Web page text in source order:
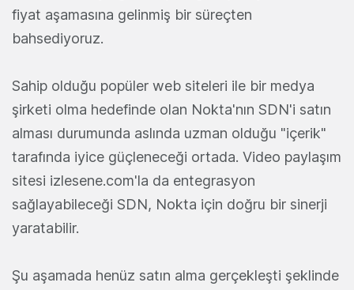
fiyat aşamasına gelinmiş bir süreçten
bahsediyoruz.
Sahip olduğu popüler web siteleri ile bir medya
şirketi olma hedefinde olan Nokta'nın SDN'i satın
alması durumunda aslında uzman olduğu "içerik"
tarafında iyice güçleneceği ortada. Video paylaşım
sitesi izlesene.com'la da entegrasyon
sağlayabileceği SDN, Nokta için doğru bir sinerji
yaratabilir.
Şu aşamada henüz satın alma gerçekleşti şeklinde